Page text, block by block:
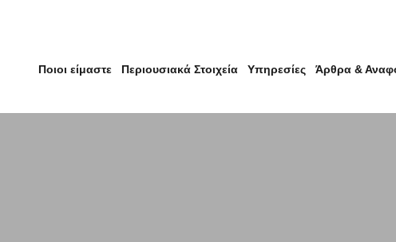
Ποιοι είμαστε Περιουσιακά Στοιχεία Υπηρεσίες Άρθρα &